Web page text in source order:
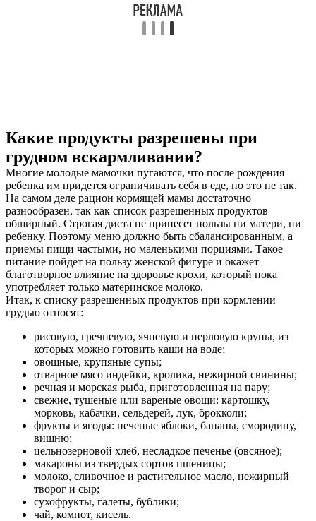
Какие продукты разрешены при
грудном вскармливании?
Многие молодые мамочки пугаются, что после рождения
ребенка им придется ограничивать себя в еде, но это не так.
На самом деле рацион кормящей мамы достаточно
разнообразен, так как список разрешенных продуктов
обширный. Строгая диета не принесет пользы ни матери, ни
ребенку. Поэтому меню должно быть сбалансированным, а
приемы пищи частыми, но маленькими порциями. Такое
питание пойдет на пользу женской фигуре и окажет
благотворное влияние на здоровье крохи, который пока
употребляет только материнское молоко.
Итак, к списку разрешенных продуктов при кормлении
грудью относят:
рисовую, гречневую, ячневую и перловую крупы, из
которых можно готовить каши на воде;
овощные, крупяные супы;
отварное мясо индейки, кролика, нежирной свинины;
речная и морская рыба, приготовленная на пару;
свежие, тушеные или вареные овощи: картошку,
морковь, кабачки, сельдерей, лук, брокколи;
фрукты и ягоды: печеные яблоки, бананы, смородину,
вишню;
цельнозерновой хлеб, несладкое печенье (овсяное);
макароны из твердых сортов пшеницы;
молоко, сливочное и растительное масло, нежирный
творог и сыр;
сухофрукты, галеты, бублики;
чай, компот, кисель.